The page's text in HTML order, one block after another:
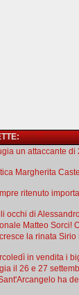
un attaccante
Margherita
ritenuto
occhi di
Matteo Sorci!
la rinata
in vendita i
il 26 e 27
ha